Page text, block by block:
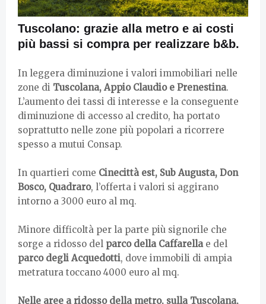
Tuscolano: grazie alla metro e ai costi
più bassi si compra per realizzare b&b.
In leggera diminuzione i valori immobiliari nelle
zone di Tuscolana, Appio Claudio e Prenestina.
L’aumento dei tassi di interesse e la conseguente
diminuzione di accesso al credito, ha portato
soprattutto nelle zone più popolari a ricorrere
spesso a mutui Consap.
In quartieri come Cinecittà est, Sub Augusta, Don
Bosco, Quadraro, l’offerta i valori si aggirano
intorno a 3000 euro al mq.
Minore difficoltà per la parte più signorile che
sorge a ridosso del parco della Caffarellae del
parco degli Acquedotti, dove immobili di ampia
metratura toccano 4000 euro al mq.
Nelle aree a ridosso della metro, sulla Tuscolana,